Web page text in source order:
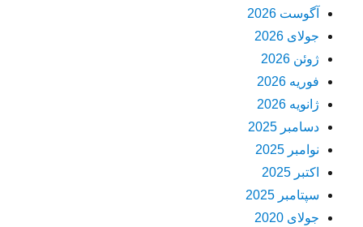
آگوست 2026
جولای 2026
ژوئن 2026
فوریه 2026
ژانویه 2026
دسامبر 2025
نوامبر 2025
اکتبر 2025
سپتامبر 2025
جولای 2020